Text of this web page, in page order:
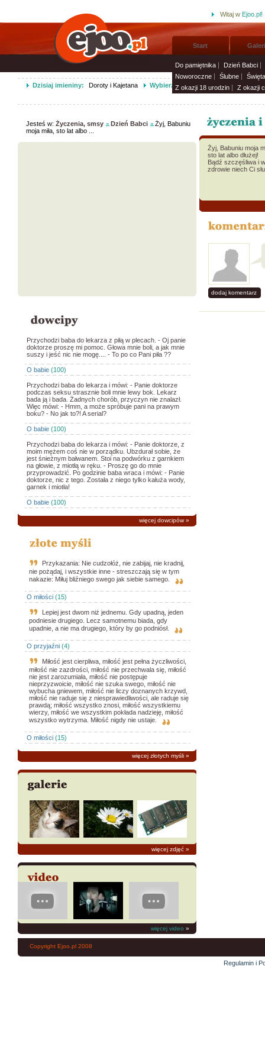
Witaj w Ejoo.pl!
Start
Do pamiętnika
Dzień Babci
Noworoczne
Ślubne
Z okazji 18 urodzin
Z okazji
Dzisiaj imieniny: Doroty i Kajetana Wybierz życzenia imieninowe i
Jesteś w:Życzenia, smsy Dzień Babci
Żyj, Babuniu
moja miła, sto lat albo ...
Przychodzi baba do lekarza z piłą w plecach. - Oj panie
doktorze proszę mi pomoc. Głowa mnie boli, a jak mnie
suszy i jeść nic nie mogę.... - To po co Pani piła ??
O babie (100)
Przychodzi baba do lekarza i mówi: - Panie doktorze
podczas seksu strasznie boli mnie lewy bok. Lekarz
bada ją i bada. Żadnych chorób, przyczyn nie znalazł.
Więc mówi: - Hmm, a może spróbuje pani na prawym
boku? - No jak to?! A serial?
O babie (100)
Przychodzi baba do lekarza i mówi: - Panie doktorze, z
moim mężem coś nie w porządku. Ubzdurał sobie, że
jest śnieżnym bałwanem. Stoi na podwórku z garnkiem
na głowie, z miotłą w ręku. - Proszę go do mnie
przyprowadzić. Po godzinie baba wraca i mówi: - Panie
doktorze, nic z tego. Została z niego tylko kałuża wody,
garnek i miotła!
O babie (100)
więcej dowcipów»
Przykazania: Nie cudzołóż, nie zabijaj, nie kradnij,
nie pożądaj, i wszystkie inne - streszczają się w tym
nakazie: Miłuj bliźniego swego jak siebie samego.
O miłości (15)
Lepiej jest dwom niż jednemu. Gdy upadną, jeden
podniesie drugiego. Lecz samotnemu biada, gdy
upadnie, a nie ma drugiego, który by go podniósł.
O przyjaźni (4)
Miłość jest cierpliwa, miłość jest pełna życzliwości,
miłość nie zazdrości, miłość nie przechwala się, miłość
nie jest zarozumiała, miłość nie postępuje
nieprzyzwoicie, miłość nie szuka swego, miłość nie
wybucha gniewem, miłość nie liczy doznanych krzywd,
miłość nie raduje się z niesprawiedliwości, ale raduje się
prawdą; miłość wszystko znosi, miłość wszystkiemu
wierzy, miłość we wszystkim pokłada nadzieję, miłość
wszystko wytrzyma. Miłość nigdy nie ustaje.
O miłości (15)
więcej złotych myśli »
więcej zdjęć »
więcej video »
Żyj, Babuniu moja
sto lat albo dłużej!
Bądź szczęśliwa i
zdrowie niech Ci
dodaj komentarz
Copyright Ejoo.pl 2008
Regulamin i